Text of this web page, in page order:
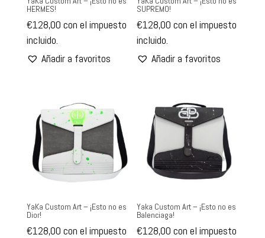
HERMES!
€128,00 con el impuesto
incluido.
Añadir a favoritos
SUPREMO!
€128,00 con el impuesto
incluido.
Añadir a favoritos
YaKa Custom Art – ¡Esto no es
Dior!
€128,00 con el impuesto
Yaka Custom Art – ¡Esto no es
Balenciaga!
€128,00 con el impuesto